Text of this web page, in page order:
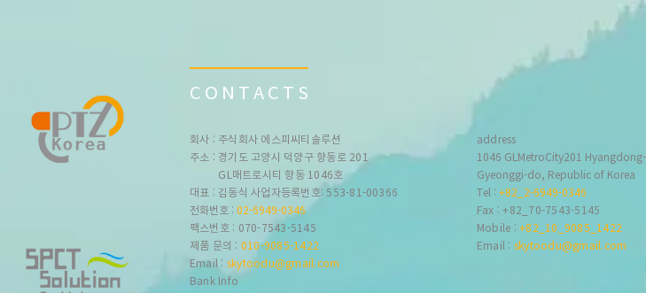
CONTACTS
회사 : 주식회사 에스피씨티솔루션
주소 : 경기도 고양시 덕양구 향동로 201
GL매트로시티 향동 1046호
대표 : 김동식 사업자등록번호: 553-81-00366
전화번호 : 02-6949-0346
팩스번호 : 070-7543-5145
제품 문의 : 010-9085-1422
Email : skytoodu@gmail.com
Bank Info
address
1046 GLMetroCity201
Gyeonggi-do, Republic of Korea
Tel : +82_2-6949-0346
Fax : +82_70-7543-5145
Mobile :+82_10_9085_1422
Email : skytoodu@gmail.com